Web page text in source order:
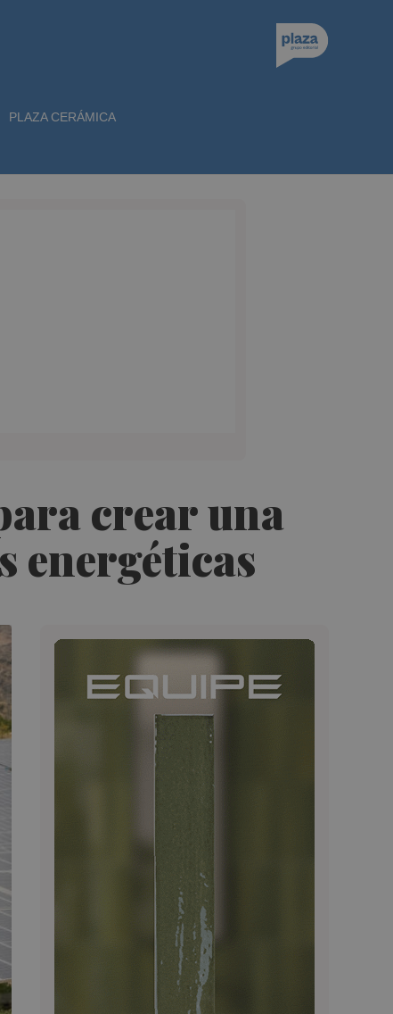
PLAZA CERÁMICA
crear una
energéticas